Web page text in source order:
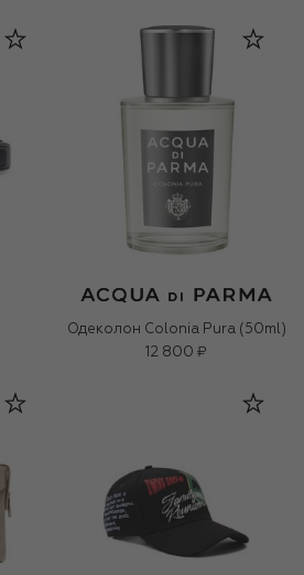
Одеколон Colonia Pura (50ml)
12 800 ₽